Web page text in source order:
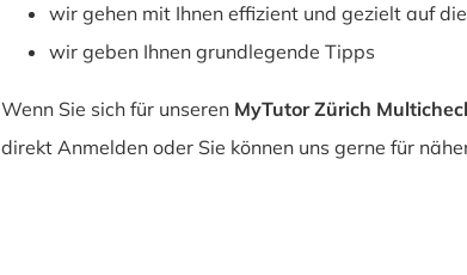
wir gehen mit Ihnen effizient und gezielt auf
wir geben Ihnen grundlegende Tipps
Wenn Sie sich für unseren MyTutor Zürich
direkt Anmelden oder Sie können uns gerne für